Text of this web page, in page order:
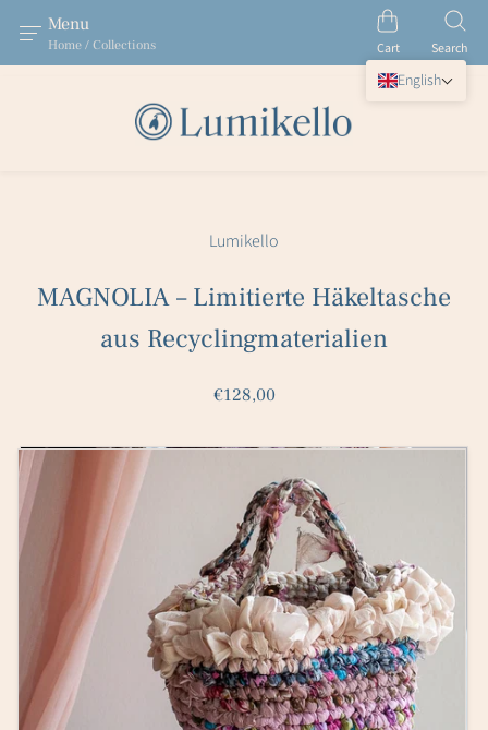
Menu
Home / Collections Cart Search
Lumikello
MAGNOLIA – Limitierte Häkeltasche
aus Recyclingmaterialien
€128,00
English